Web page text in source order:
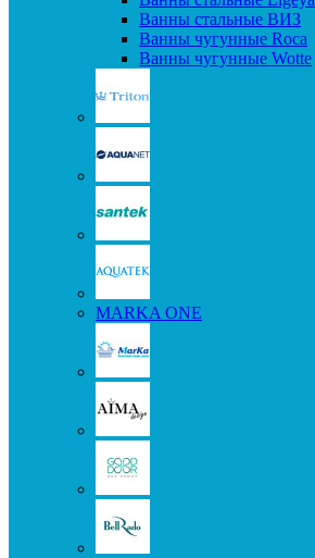
Ванны стальные ВИЗ
Ванны чугунные Roca
Ванны чугунные Wotte
MARKA ONE